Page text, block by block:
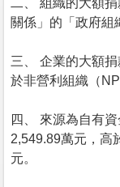
關係」的「政府組
三、 企業的大額
於非營利組織（
四、 來源為自有
2,549.89萬元，高
元。